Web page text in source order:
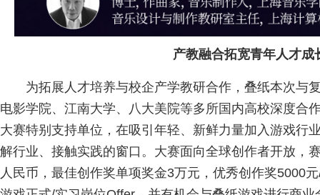
产教融合拓宽青年人才成
为拓展人才培养与校企产学教研合作，叠纸本次与
电影学院、江南大学、八大美院等多所国内高校深度合
大赛特别支持单位，在吸引年轻、新鲜力量加入游戏行
解行业、接触实践的窗口。大赛面向全球创作者开放，
人民币，最佳创作奖单项奖金3万元，优秀创作奖5000